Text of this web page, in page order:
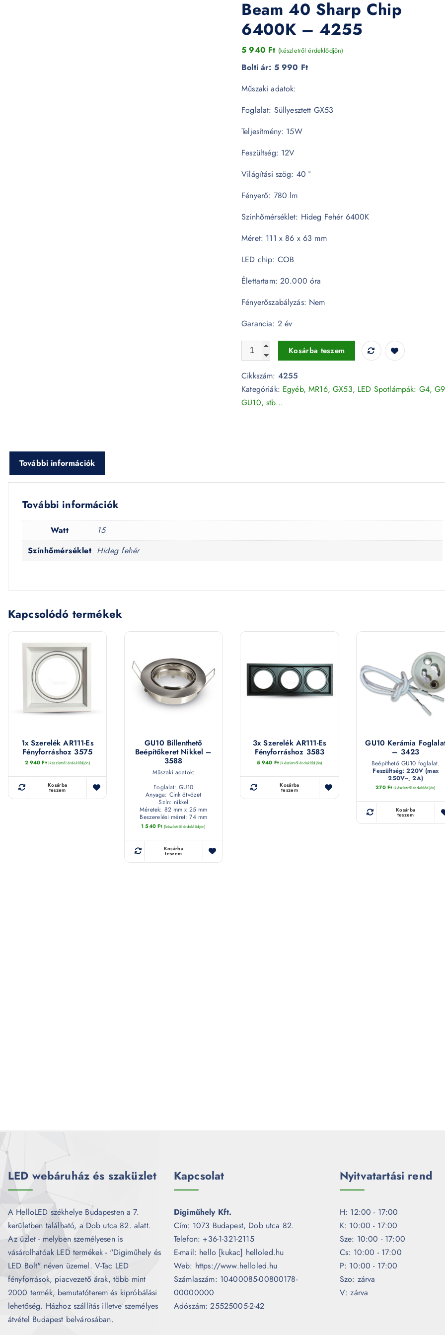
Beam 40 Sharp Chip
6400K – 4255
5 940 Ft (készletről érdeklődjön)
Bolti ár: 5 990 Ft
Műszaki adatok:
Foglalat: Süllyesztett GX53
Teljesítmény: 15W
Feszültség: 12V
Világítási szög: 40 °
Fényerő: 780 lm
Színhőmérséklet: Hideg Fehér 6400K
Méret: 111 x 86 x 63 mm
LED chip: COB
Élettartam: 20.000 óra
Fényerőszabályzás: Nem
Garancia: 2 év
LED Spotlámpa - AR111/GX53 15W 12V Beam 40 Sharp
Kosárba teszem
Cikkszám: 4255
Kategóriák: Egyéb, MR16, GX53, LED Spotlámpák: G4,
GU10, stb...
További információk
További információk
Watt
15
Színhőmérséklet Hideg fehér
Kapcsolódó termékek
1x Szerelék AR111-Es
Fényforráshoz 3575
2 940Ft (készletről érdeklődjön)
Kosárba
teszem
GU10 Billenthető
Beépítőkeret Nikkel –
3588
Műszaki adatok:
Foglalat: GU10
Anyaga: Cink ötvözet
Szín: nikkel
Méretek: 82 mm x 25 mm
Beszerelési méret: 74 mm
1 540Ft (készletről érdeklődjön)
Kosárba
teszem
3x Szerelék AR111-Es
Fényforráshoz 3583
5 940 Ft (készletről érdeklődjön)
Kosárba
teszem
GU10 Kerámia
– 3423
Beépíthető GU10 foglalat.
Feszültség: 220V (max
250V~, 2A)
270 Ft (készletről érdeklődjön)
Kosárba
teszem
LED webáruház és szaküzlet
A HelloLED székhelye Budapesten a 7.
kerületben található, a Dob utca 82. alatt.
Az üzlet - melyben személyesen is
vásárolhatóak LED termékek - "Digiműhely és
LED Bolt" néven üzemel. V-Tac LED
fényforrások, piacvezető árak, több mint
2000 termék, bemutatóterem és kipróbálási
lehetőség. Házhoz szállítás illetve személyes
átvétel Budapest belvárosában.
Kapcsolat
Digiműhely Kft.
Cím: 1073 Budapest, Dob utca 82.
Telefon: +36-1-321-2115
E-mail: hello [kukac] helloled.hu
Web: https://www.helloled.hu
Számlaszám: 10400085-00800178-
00000000
Adószám: 25525005-2-42
Nyitvatartási rend
H: 12:00 - 17:00
K: 10:00 - 17:00
Sze: 10:00 - 17:00
Cs: 10:00 - 17:00
P: 10:00 - 17:00
Szo: zárva
V: zárva